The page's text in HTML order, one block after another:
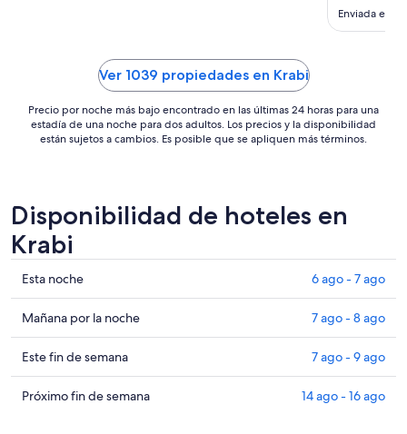
Enviada el 1
Ver 1039 propiedades en Krabi
Precio por noche más bajo encontrado en las últimas 24 horas para una
estadía de una noche para dos adultos. Los precios y la disponibilidad
están sujetos a cambios. Es posible que se apliquen más términos.
Disponibilidad de hoteles en
Krabi
Ver
precios
de
propiedades
en
Krabi
para
Esta noche 6 ago - 7 ago
Ver
precios
de
propiedades
en
Mañana por la noche 7 ago - 8 ago
Ver
precios
de
Este fin de semana 7 ago - 9 ago
Ver
Próximo fin de semana 14 ago - 16 ago